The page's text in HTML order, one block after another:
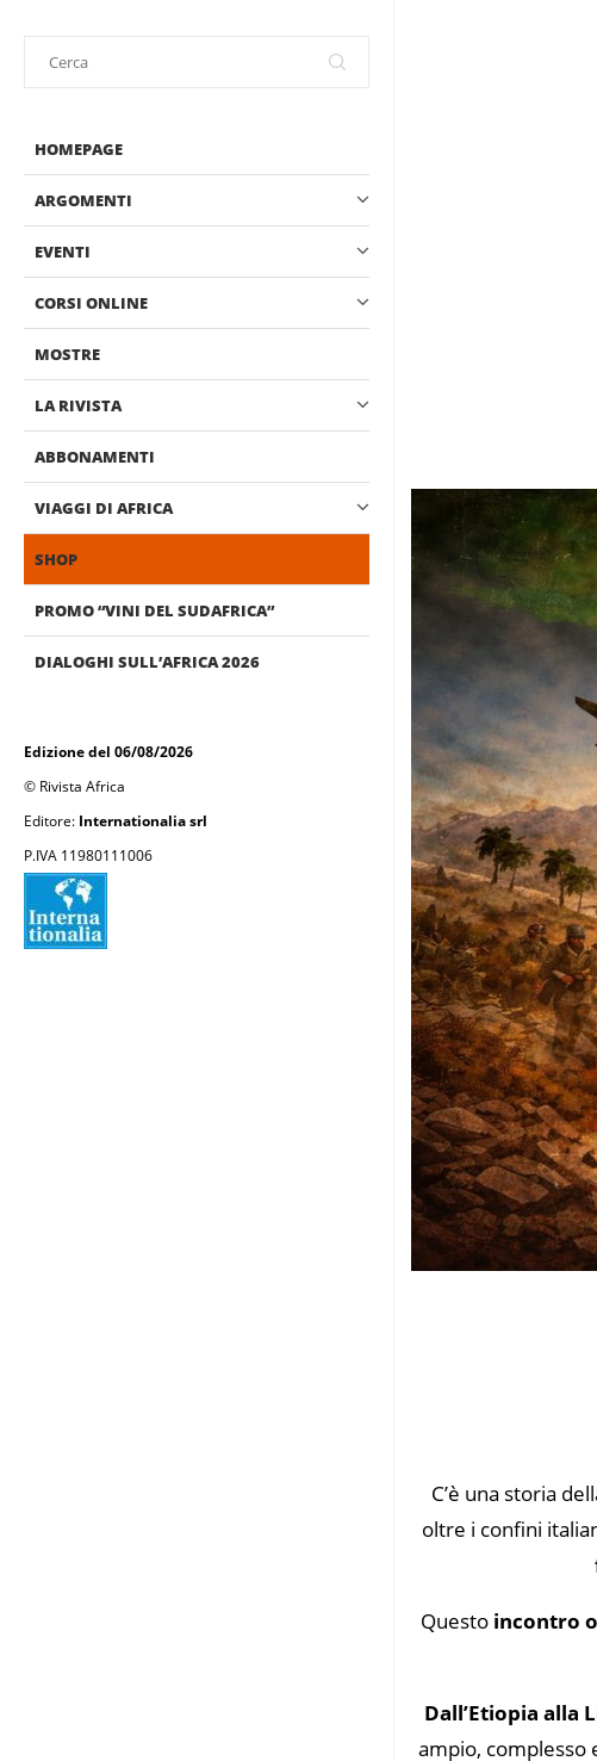
HOMEPAGE
ARGOMENTI
EVENTI
CORSI ONLINE
MOSTRE
LA RIVISTA
ABBONAMENTI
VIAGGI DI AFRICA
SHOP
PROMO “VINI DEL SUDAFRICA”
DIALOGHI SULL’AFRICA 2026
Edizione del 06/08/2026
© Rivista Africa
Editore: Internationalia srl
P.IVA 11980111006
C’è una storia
oltre i confini
Questo incontro
Dall’Etiopia alla
ampio, complesso